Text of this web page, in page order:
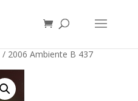
/ 2006 Ambiente B 437